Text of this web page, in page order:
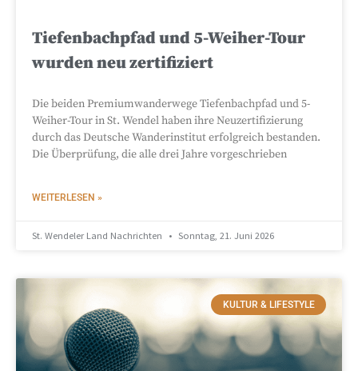
Tiefenbachpfad und 5-Weiher-Tour
wurden neu zertifiziert
Die beiden Premiumwanderwege Tiefenbachpfad und 5-
Weiher-Tour in St. Wendel haben ihre Neuzertifizierung
durch das Deutsche Wanderinstitut erfolgreich bestanden.
Die Überprüfung, die alle drei Jahre vorgeschrieben
WEITERLESEN »
St. Wendeler Land Nachrichten Sonntag, 21. Juni 2026
KULTUR & LIFESTYLE